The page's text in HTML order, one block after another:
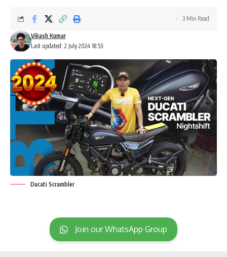
Last updated: 2 July 2024 18:53
Vikash Kumar
3 Min Read
Ducati Scrambler
Join our WhatsApp Group